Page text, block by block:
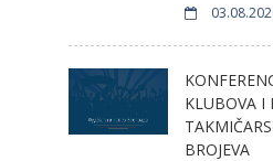
KLUBOVA I
BROJEVA